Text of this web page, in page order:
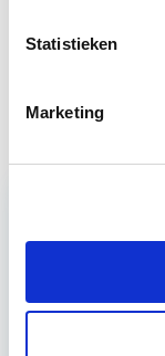
Statistieken
Marketing